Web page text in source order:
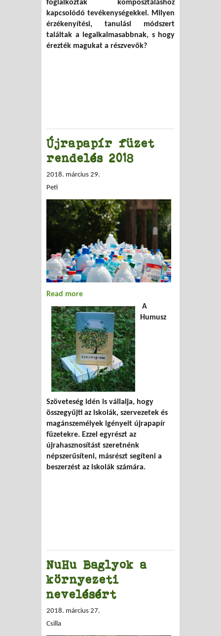
foglalkoztak komposztáláshoz
kapcsolódó tevékenységekkel. Milyen
érzékenyítési, tanulási módszert
találtak a legalkalmasabbnak, s hogy
érezték magukat a részvevők?
Újrapapír füzet
rendelés 2018
2018. március 29.
Peti
Read more
A
Humusz
Szöveteség idén is vállalja, hogy
összegyűjti az iskolák, szervezetek és
magánszemélyek igényeit újrapapír
füzetekre. Ezzel egyrészt az
újrahasznosítást szeretnénk
népszerűsíteni, másrészt segíteni a
beszerzést az iskolák számára.
NuHu Baglyok a
környezeti
nevelésért
2018. március 27.
Csilla